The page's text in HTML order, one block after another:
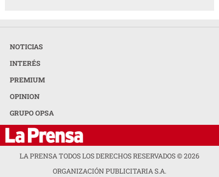
NOTICIAS
INTERÉS
PREMIUM
OPINION
GRUPO OPSA
LA PRENSA TODOS LOS DERECHOS RESERVADOS ©2026
ORGANIZACIÓN PUBLICITARIA S.A.